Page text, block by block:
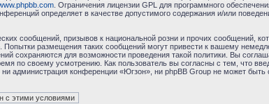
. Ограничения лицензии GPL для программного
определяет в качестве допустимого содержания и/или
сообщений, призывов к национальной розни и прочих сообщений,
размещения таких сообщений могут привести к вашему
сохраняются для возможности проведения такой политики. Вы
по своему усмотрению. Как пользователь вы согласны с тем, что
конференции «Югзон», ни phpBB Group не может быть